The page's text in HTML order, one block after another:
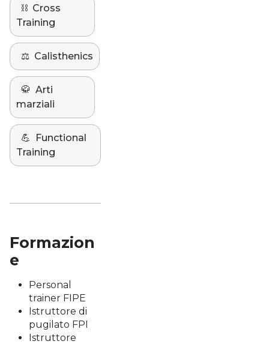
⛓️ Cross
Training
⚖️ Calisthenics
🥋 Arti
marziali
💪
Functional
Training
Formazion
e
Personal
trainer FIPE
Istruttore di
pugilato FPI
Istruttore